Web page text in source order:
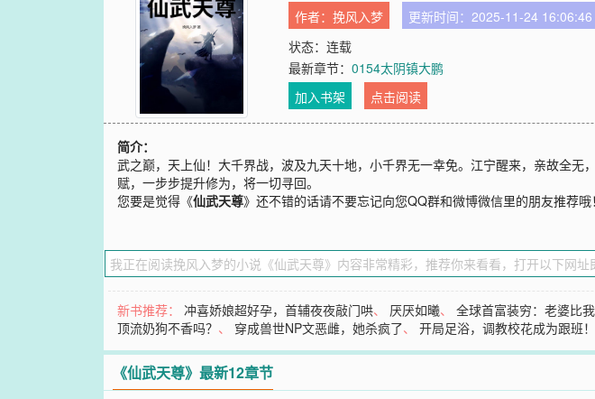
作者：挽风入梦 更新时间：2025-11-24 16:06:46
状态：连载
最新章节：0154太阴镇大鹏
加入书架
点击阅读
简介：
武之巅，天上仙！大千界战，波及九天十地，小千界无一幸免。江宁醒来，亲故全
赋，一步步提升修为，将一切寻回。
您要是觉得《仙武天尊》还不错的话请不要忘记向您QQ群和微博微信里的朋友推荐哦！
新书推荐：冲喜娇娘超好孕，首辅夜夜敲门哄、 厌厌如曦、全球首富装穷：老婆比
顶流奶狗不香吗？ 、 穿成兽世NP文恶雌，她杀疯了、开局足浴，调教校花成为跟班！
《仙武天尊》最新12章节